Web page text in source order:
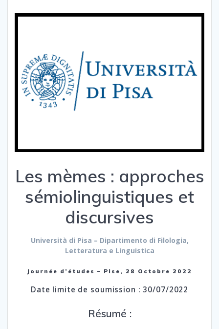
Les mèmes : approches
sémiolinguistiques et
discursives
Università di Pisa – Dipartimento di Filologia,
Letteratura e Linguistica
Journée d’étude s – Pise, 28 Octobre 2022
Date limite de soumission : 30/07/2022
Résumé :